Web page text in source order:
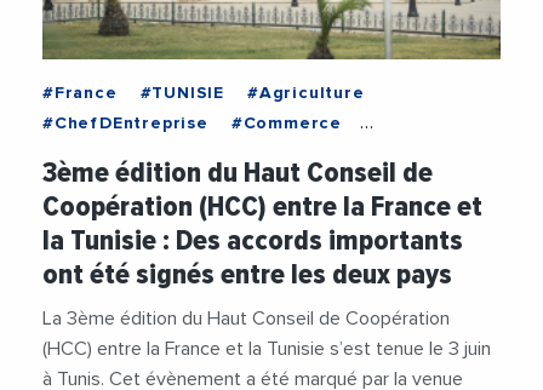
#France #TUNISIE
#Agriculture
#ChefDEntreprise
#Commerce
#Decideurs
#Dirigeants
#Economie
#Numerique
#Paris
#Partenariat
#RelanceEconomique
#Transport
3ème édition du Haut Conseil de
Coopération (HCC) entre la France et
la Tunisie : Des accords importants
ont été signés entre les deux pays
La 3ème édition du Haut Conseil de Coopération
(HCC) entre la France et la Tunisie s’est tenue le 3 juin
à Tunis. Cet évènement a été marqué par la venue